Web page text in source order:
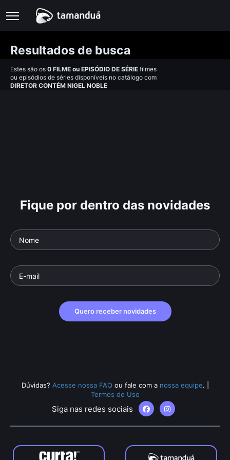
Resultados de busca
Estes são os 0 FILME ou EPISÓDIO DE SÉRIE filmes
ou episódios de séries disponíveis no catálogo com
DIRETOR CONTÉM NIGEL NOBLE
Fique por dentro das novidades
Quero receber novidades
Dúvidas? Acesse nossa FAQ ou fale com a nossa equipe.
Termos de Uso
Siga nas redes sociais